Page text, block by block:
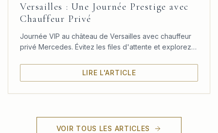
Versailles : Une Journée Prestige avec
Chauffeur Privé
Journée VIP au château de Versailles avec chauffeur
privé Mercedes. Évitez les files d'attente et explorez
LIRE L'ARTICLE
VOIR TOUS LES ARTICLES